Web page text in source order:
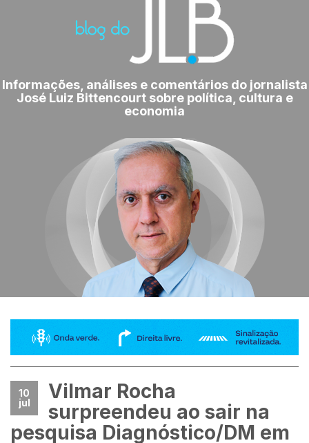
Informações, análises e comentários do jornalista
José Luiz Bittencourt sobre política, cultura e
economia
10
jul
Vilmar Rocha
surpreendeu ao sair na
pesquisa Diagnóstico/DM em